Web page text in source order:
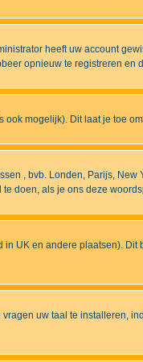
heeft uw account
opnieuw te registreren en
mogelijk). Dit laat je toe
, bvb. Londen, Parijs, New
doen, als je ons deze
UK en andere plaatsen). Dit
uw taal te installeren,